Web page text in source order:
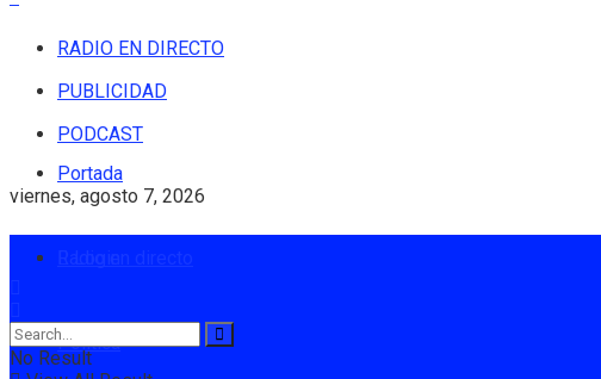
RADIO EN DIRECTO
PUBLICIDAD
PODCAST
viernes, agosto 7, 2026
Portada
Política
No Result